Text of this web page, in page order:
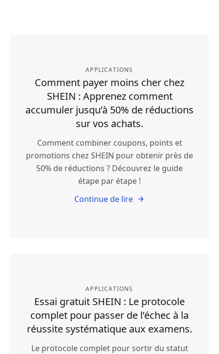
APPLICATIONS
Comment payer moins cher chez
SHEIN : Apprenez comment
accumuler jusqu’à 50% de réductions
sur vos achats.
Comment combiner coupons, points et
promotions chez SHEIN pour obtenir près de
50% de réductions ? Découvrez le guide
étape par étape !
Continue de lire
APPLICATIONS
Essai gratuit SHEIN : Le protocole
complet pour passer de l’échec à la
réussite systématique aux examens.
Le protocole complet pour sortir du statut